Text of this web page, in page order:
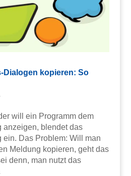
Dialogen kopieren: So
will ein Programm dem
anzeigen, blendet das
ein. Das Problem: Will man
Meldung kopieren, geht das
denn, man nutzt das